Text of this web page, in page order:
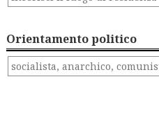
Orientamento politico